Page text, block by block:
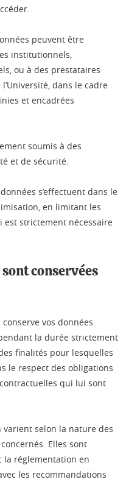
peuvent être
institutionnels,
ou à des prestataires
dans le cadre
et encadrées
soumis à des
et de sécurité.
s’effectuent dans le
en limitant les
est strictement nécessaire
conservées
conserve vos données
la durée strictement
finalités pour lesquelles
le respect des obligations
qui lui sont
varient selon la nature des
Elles sont
la réglementation en
les recommandations